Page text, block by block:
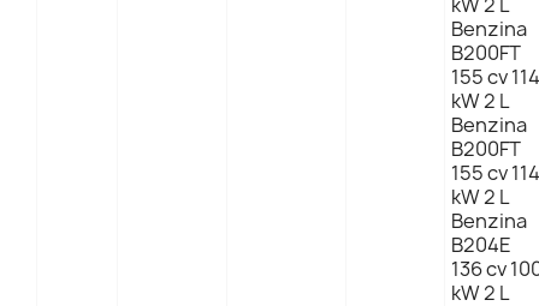
Benzina
B200FT
155 cv 114
kW 2 L
Benzina
B200FT
155 cv 114
kW 2 L
Benzina
B204E
136 cv
kW 2 L